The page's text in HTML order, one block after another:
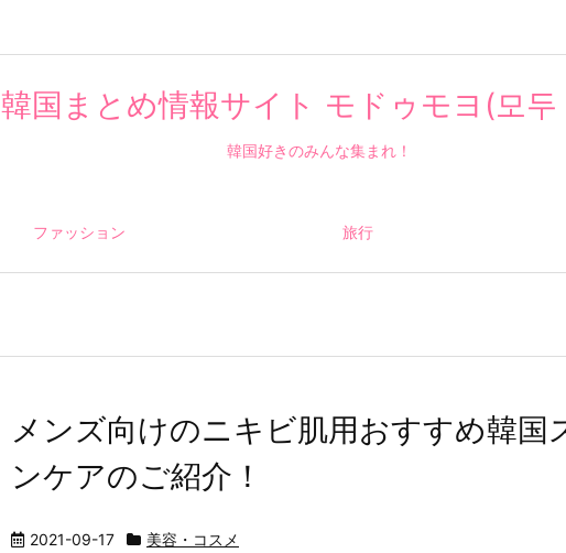
韓国まとめ情報サイト モドゥモヨ(모두
韓国好きのみんな集まれ！
ファッション 旅行
メンズ向けのニキビ肌用おすすめ韓国
ンケアのご紹介！
2021-09-17 美容・コスメ